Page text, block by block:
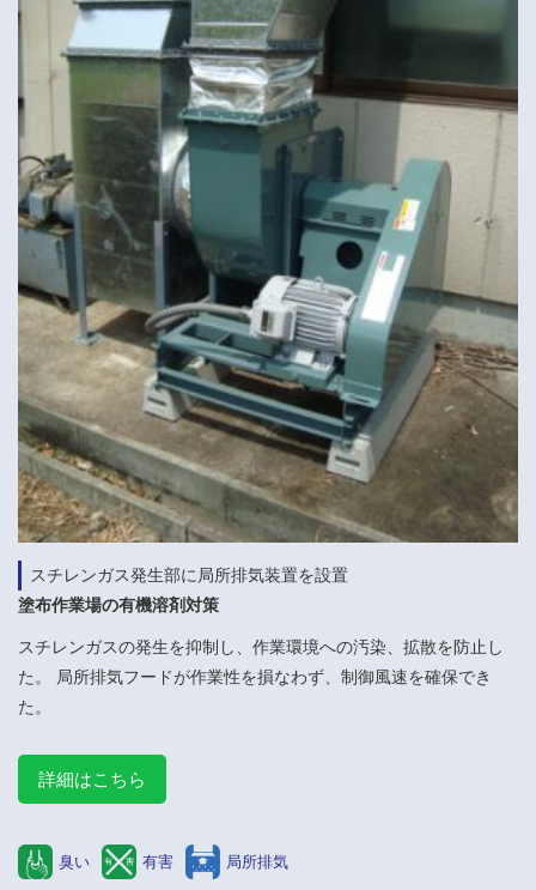
スチレンガス発生部に局所排気装置を設置
塗布作業場の有機溶剤対策
スチレンガスの発生を抑制し、作業環境への汚染、拡散を防止し
た。 局所排気フードが作業性を損なわず、制御風速を確保でき
た。
詳細はこちら
臭い 有害 局所排気